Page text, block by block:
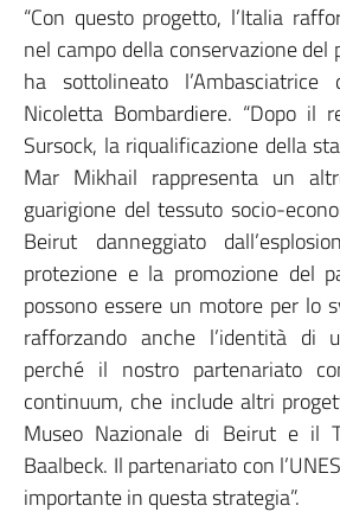
“Con questo progetto, l’Italia
nel campo della conservazione del
ha sottolineato l’Ambasciatrice
Nicoletta Bombardiere. “Dopo il
Sursock, la riqualificazione della
Mar Mikhail rappresenta un
guarigione del tessuto socio-
Beirut danneggiato
protezione e la promozione del
possono essere un motore per lo
rafforzando anche l’identità di
perché il nostro partenariato
continuum, che include altri
Museo Nazionale di Beirut e il
Baalbeck. Il partenariato con
importante in questa strategia”.